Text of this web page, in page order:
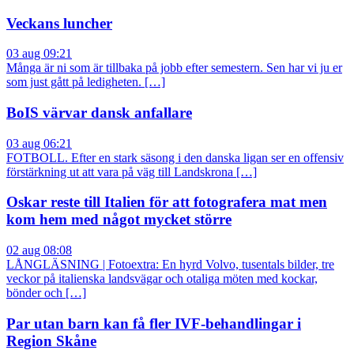
Veckans luncher
03 aug 09:21
Många är ni som är tillbaka på jobb efter semestern. Sen har vi ju er
som just gått på ledigheten. […]
BoIS värvar dansk anfallare
03 aug 06:21
FOTBOLL. Efter en stark säsong i den danska ligan ser en offensiv
förstärkning ut att vara på väg till Landskrona […]
Oskar reste till Italien för att fotografera mat men
kom hem med något mycket större
02 aug 08:08
LÅNGLÄSNING | Fotoextra: En hyrd Volvo, tusentals bilder, tre
veckor på italienska landsvägar och otaliga möten med kockar,
bönder och […]
Par utan barn kan få fler IVF-behandlingar i
Region Skåne